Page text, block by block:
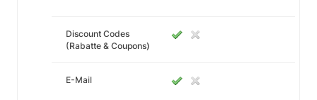
Discount Codes
(Rabatte & Coupons)
E-Mail